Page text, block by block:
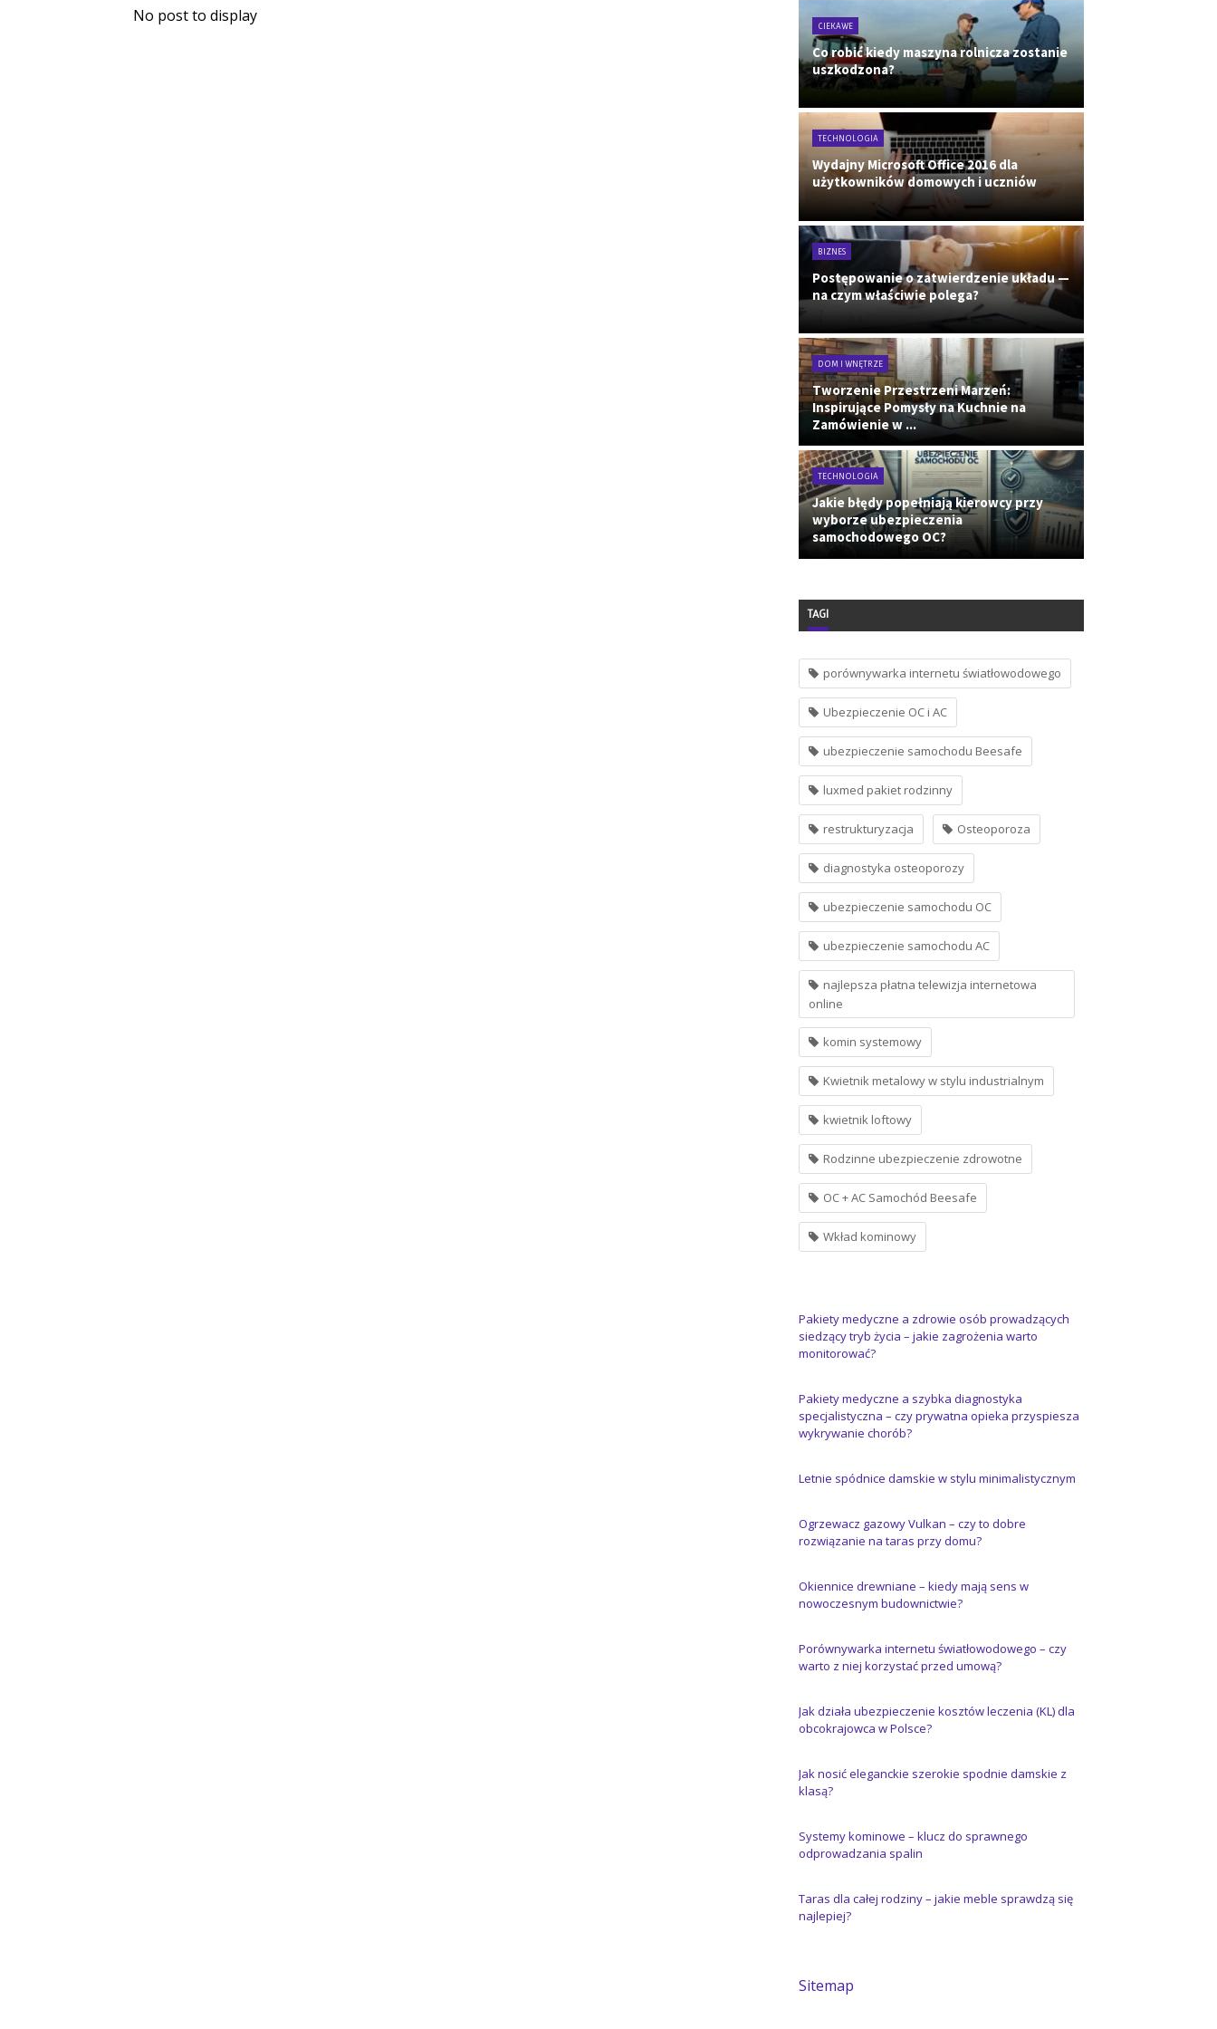
No post to display
CIEKAWE
Co robić kiedy maszyna rolnicza zostanie
uszkodzona?
TECHNOLOGIA
Wydajny Microsoft Office 2016 dla
użytkowników domowych i uczniów
BIZNES
Postępowanie o zatwierdzenie układu —
na czym właściwie polega?
DOM I WNĘTRZE
Tworzenie Przestrzeni Marzeń:
Inspirujące Pomysły na Kuchnie na
Zamówienie w ...
TECHNOLOGIA
Jakie błędy popełniają kierowcy przy
wyborze ubezpieczenia
samochodowego OC?
TAGI
porównywarka internetu światłowodowego
Ubezpieczenie OC i AC
ubezpieczenie samochodu Beesafe
luxmed pakiet rodzinny
restrukturyzacja Osteoporoza
diagnostyka osteoporozy
ubezpieczenie samochodu OC
ubezpieczenie samochodu AC
najlepsza płatna telewizja internetowa
online
komin systemowy
Kwietnik metalowy w stylu industrialnym
kwietnik loftowy
Rodzinne ubezpieczenie zdrowotne
OC + AC Samochód Beesafe
Wkład kominowy
Pakiety medyczne a zdrowie osób prowadzących
siedzący tryb życia – jakie zagrożenia warto
monitorować?
Pakiety medyczne a szybka diagnostyka
specjalistyczna – czy prywatna opieka przyspiesza
wykrywanie chorób?
Letnie spódnice damskie w stylu minimalistycznym
Ogrzewacz gazowy Vulkan – czy to dobre
rozwiązanie na taras przy domu?
Okiennice drewniane – kiedy mają sens w
nowoczesnym budownictwie?
Porównywarka internetu światłowodowego – czy
warto z niej korzystać przed umową?
Jak działa ubezpieczenie kosztów leczenia (KL) dla
obcokrajowca w Polsce?
Jak nosić eleganckie szerokie spodnie damskie z
klasą?
Systemy kominowe – klucz do sprawnego
odprowadzania spalin
Taras dla całej rodziny – jakie meble sprawdzą się
najlepiej?
Sitemap